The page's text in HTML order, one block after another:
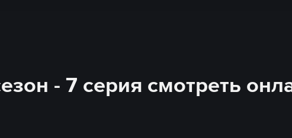
- 7 серия смотреть